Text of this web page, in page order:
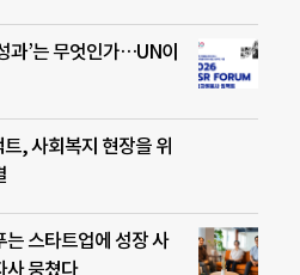
과’는 무엇인가…UN이
, 사회복지 현장을 위
스타트업에 성장 사
뭉쳤다